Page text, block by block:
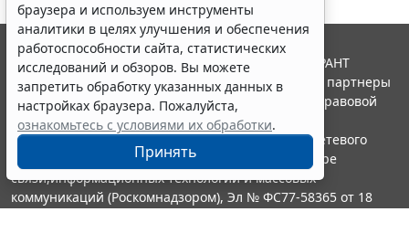
браузера и используем инструменты
аналитики в целях улучшения и обеспечения
работоспособности сайта, статистических
исследований и обзоров. Вы можете
запретить обработку указанных данных в
настройках браузера. Пожалуйста,
ознакомьтесь с условиями их обработки.
Принять
© ООО "НПП "ГАРАНТ-СЕРВИС", 2026. Система ГАРАНТ
выпускается с 1990 года. Компания "Гарант" и ее партнеры
являются участниками Российской ассоциации правовой
информации ГАРАНТ.
Портал ГАРАНТ.РУ зарегистрирован в качестве сетевого
издания Федеральной службой по надзору в сфере
связи,информационных технологий и массовых
коммуникаций (Роскомнадзором), Эл № ФС77-58365 от 18